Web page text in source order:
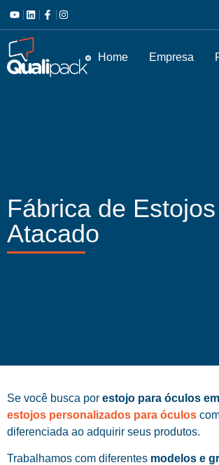
Home Empresa
Fábrica de
Atacado
Se você busca por estojo para óculos
estojos personalizados para óculos
diferenciada ao adquirir seus produtos.
Trabalhamos com diferentes modelos e